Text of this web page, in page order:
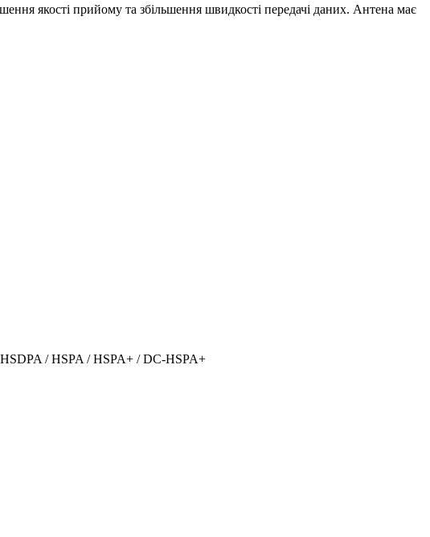
якості прийому та збільшення швидкості передачі даних. Антена має
/ HSPA / HSPA+ / DC‑HSPA+